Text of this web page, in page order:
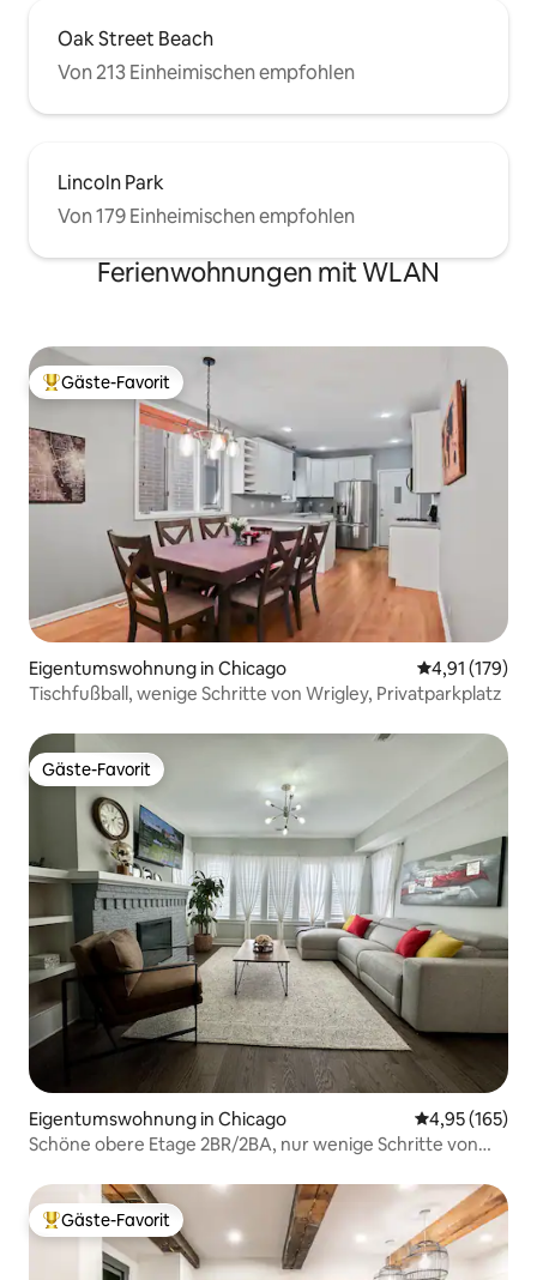
Oak Street Beach
Von 213 Einheimischen empfohlen
Lincoln Park
Von 179 Einheimischen empfohlen
Ferienwohnungen mit WLAN
Beliebter Gäste-Favorit.
Gäste-Favorit
Eigentumswohnung in Chicago
4,91 (179)
Tischfußball, wenige Schritte von Wrigley, Privatparkplatz
Gäste-Favorit
Gäste-Favorit
Eigentumswohnung in Chicago
4,95 (165)
Schöne obere Etage 2BR/2BA, nur wenige Schritte von
Beliebter Gäste-Favorit.
Gäste-Favorit